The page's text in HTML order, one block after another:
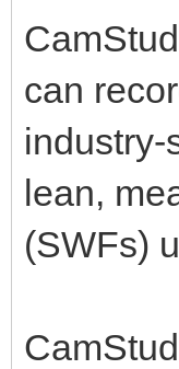
can
industry-
lean,
(SWFs)